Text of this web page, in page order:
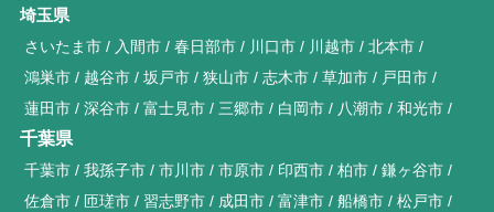
埼玉県
さいたま市 入間市 春日部市 川口市 川越市
北本市
鴻巣市
越谷市 坂戸市 狭山市 志木市 草加市
戸田市
蓮田市
深谷市 富士見市 三郷市 白岡市 八潮市 和光市
千葉県
千葉市 我孫子市 市川市 市原市 印西市 柏市
鎌ヶ谷市
佐倉市
匝瑳市 習志野市 成田市 富津市 船橋市
松戸市